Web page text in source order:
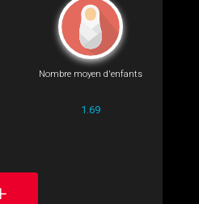
Nombre moyen d'enfants
1.69